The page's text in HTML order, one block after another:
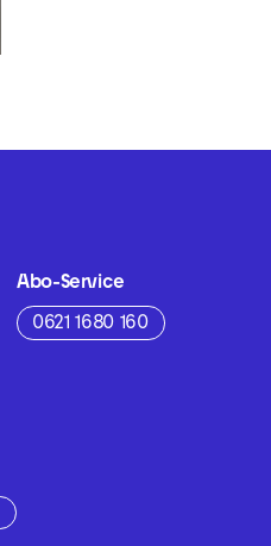
Abo-Service
0621 1680 160